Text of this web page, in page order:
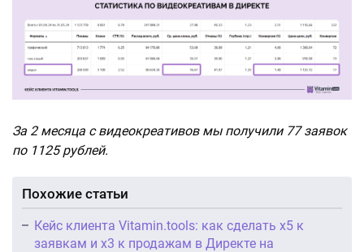
За 2 месяца с видеокреативов мы получили 77 заявок
по 1125 рублей.
Похожие статьи
Кейс клиента Vitamin.tools: как сделать х5 к
заявкам и х3 к продажам в Директе на